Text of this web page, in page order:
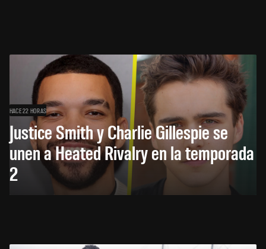
HACE 22 HORAS
Justice Smith y Charlie Gillespie se
unen a Heated Rivalry en la temporada
2